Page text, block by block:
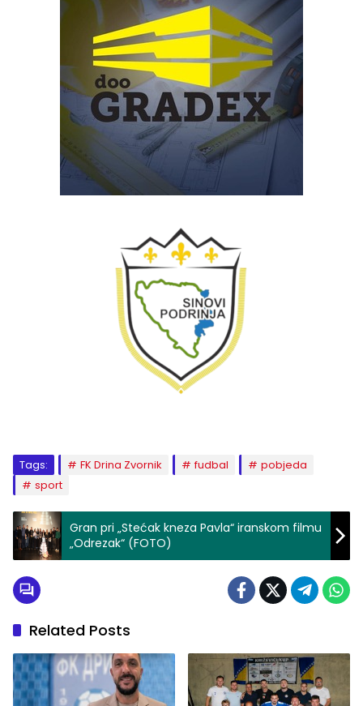
Tags: FK Drina Zvornik fudbal
pobjeda
sport
Gran pri „Stećak kneza Pavla“ iranskom filmu
„Odrezak“ (FOTO)
Related Posts